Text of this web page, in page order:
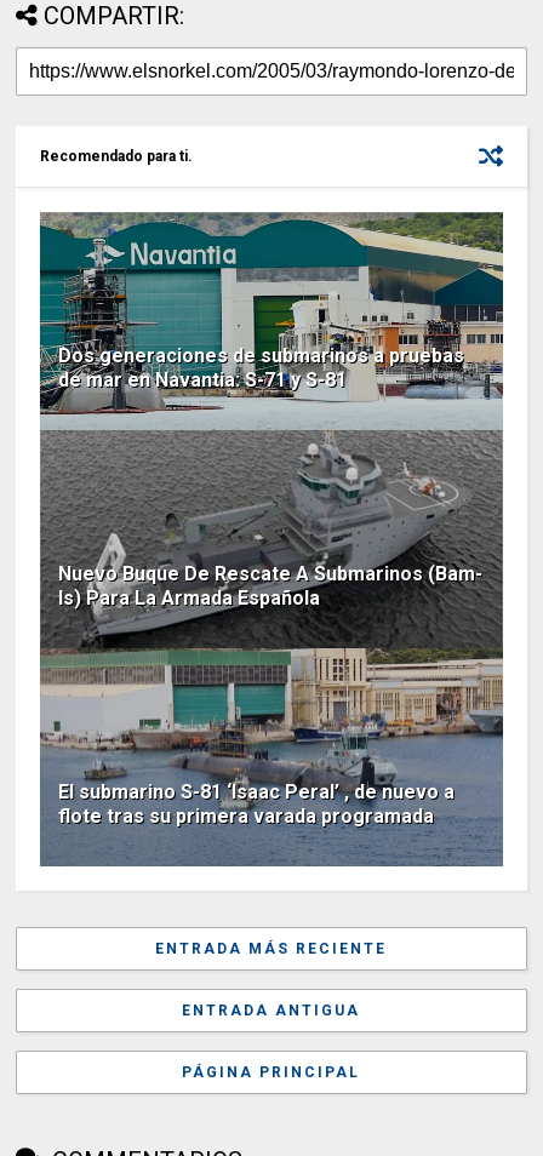
COMPARTIR:
Recomendado para ti.
Dos generaciones de submarinos a pruebas
de mar en Navantia: S-71 y S-81
Nuevo Buque De Rescate A Submarinos (Bam-
Is) Para La Armada Española
El submarino S-81 ‘Isaac Peral’ , de nuevo a
flote tras su primera varada programada
ENTRADA MÁS RECIENTE
ENTRADA ANTIGUA
PÁGINA PRINCIPAL